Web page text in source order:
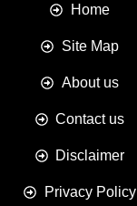
Home
Site Map
About us
Contact us
Disclaimer
Privacy Policy